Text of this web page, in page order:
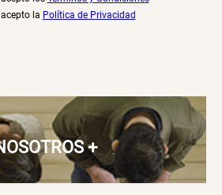
la Política de Privacidad
+